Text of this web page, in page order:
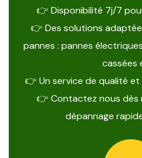
👉 Disponibilité 7j/7
👉 Des solutions
pannes : pannes
cassées
👉 Un service de qualité
👉 Contactez nous dès
dépannage